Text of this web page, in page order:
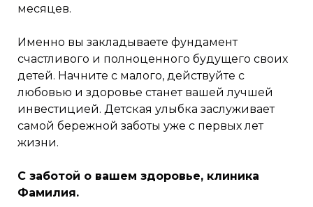
месяцев.
Именно вы закладываете фундамент
счастливого и полноценного будущего своих
детей. Начните с малого, действуйте с
любовью и здоровье станет вашей лучшей
инвестицией. Детская улыбка заслуживает
самой бережной заботы уже с первых лет
жизни.
С заботой о вашем здоровье, клиника
Фамилия.